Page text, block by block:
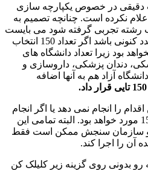
دقیقی در خصوص یکپارچه سازی
نکرده است. چنانچه تصمیم به
رشته تجربی گرفته شود می بایست
تعداد انتخاب ها بیشتر از 150 عدد کنونی باشد اگر تعداد 150 انتخاب
بود زیرا تعداد دانشگاه های
دندان پزشکی، داروسازی و
آزاد هم به آنها اضافه
.
را انجام نمی دهد یا اگر انجام
دهد تعداد انتخاب ها بیشتر از 150 مورد خواهد بود. البته تمامی این
سازمان سنجش ممکن است فقط
آن را اجرا کند.
رو بدونی روی گزینه زیر کلیلک کن